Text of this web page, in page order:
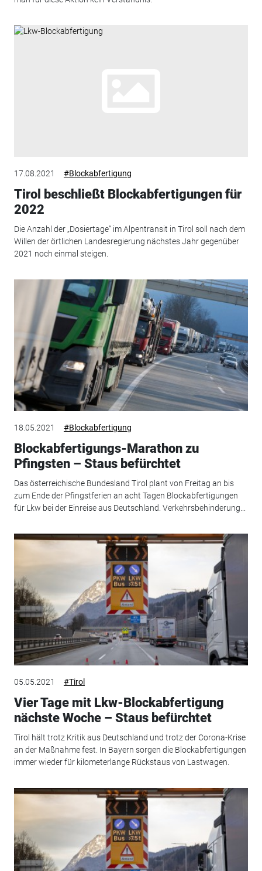
17.08.2021 #Blockabfertigung
Tirol beschließt Blockabfertigungen für
2022
Die Anzahl der „Dosiertage“ im Alpentransit in Tirol soll nach dem
Willen der örtlichen Landesregierung nächstes Jahr gegenüber
2021 noch einmal steigen.
18.05.2021 #Blockabfertigung
Blockabfertigungs-Marathon zu
Pfingsten – Staus befürchtet
Das österreichische Bundesland Tirol plant von Freitag an bis
zum Ende der Pfingstferien an acht Tagen Blockabfertigungen
für Lkw bei der Einreise aus Deutschland. Verkehrsbehinderung...
05.05.2021 #Tirol
Vier Tage mit Lkw-Blockabfertigung
nächste Woche – Staus befürchtet
Tirol hält trotz Kritik aus Deutschland und trotz der Corona-Krise
an der Maßnahme fest. In Bayern sorgen die Blockabfertigungen
immer wieder für kilometerlange Rückstaus von Lastwagen.